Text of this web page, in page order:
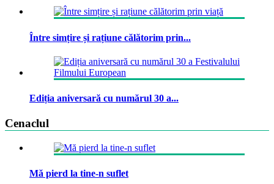
Între simțire și rațiune călătorim prin...
Ediția aniversară cu numărul 30 a...
Cenaclul
Mă pierd la tine-n suflet